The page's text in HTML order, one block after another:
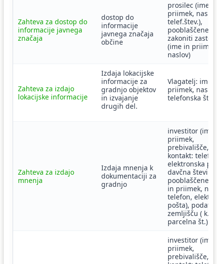
Zahteva za dostop do
informacije javnega
značaja
dostop do
informacije
javnega značaja
občine
prosilec (ime in
priimek,
telef.štev.),
pooblaščenec
zakoniti
(ime in
naslov)
Zahteva za izdajo
lokacijske informacije
Izdaja lokacijske
informacije za
gradnjo objektov
in izvajanje
drugih del.
Vlagatelj: ime
priimek,
telefonska
Zahteva za izdajo
mnenja
Izdaja mnenja k
dokumentaciji za
gradnjo
investitor (ime
priimek,
prebivališče,
kontakt:
elektronska
davčna
pooblaščenec
in priimek,
telefon,
pošta), podatki
zemljišču ( k.o.,
parcelna št.)
investitor (ime
priimek,
prebivališče,